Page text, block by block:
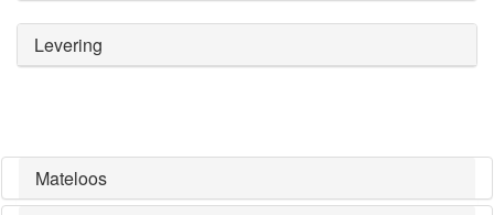
Levering
Mateloos